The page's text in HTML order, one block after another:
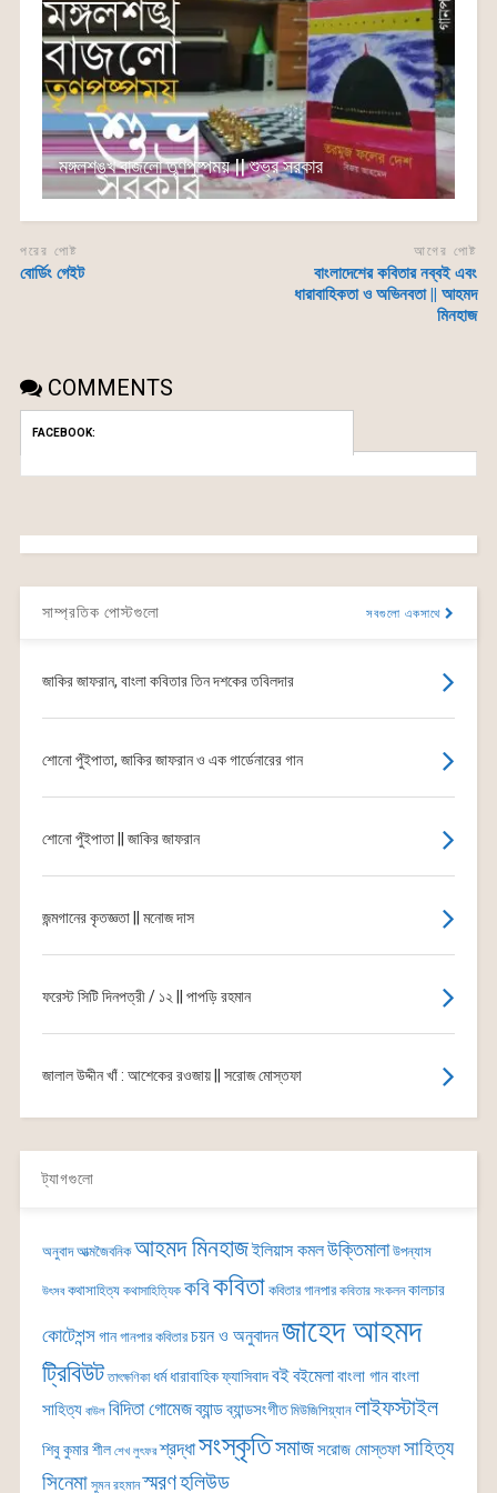
মঙ্গলশঙ্খ বাজলো তৃণপুষ্পময় || শুভ্র সরকার
পরের পোষ্ট
বোর্ডিং গেইট
আগের পোষ্ট
বাংলাদেশের কবিতার নব্বই এবং
ধারাবাহিকতা ও অভিনবতা || আহমদ
মিনহাজ
COMMENTS
FACEBOOK:
সাম্প্রতিক পোস্টগুলো সবগুলো একসাথে
জাকির জাফরান, বাংলা কবিতার তিন দশকের তবিলদার
শোনো পুঁইপাতা, জাকির জাফরান ও এক গার্ডেনারের গান
শোনো পুঁইপাতা || জাকির জাফরান
জন্মগানের কৃতজ্ঞতা || মনোজ দাস
ফরেস্ট সিটি দিনপত্রী / ১২ || পাপড়ি রহমান
জালাল উদ্দীন খাঁ : আশেকের রওজায় || সরোজ মোস্তফা
ট্যাগগুলো
অনুবাদ আত্মজৈবনিক আহমদ মিনহাজইলিয়াস কমলউক্তিমালা উপন্যাস
উৎসব কথাসাহিত্য কথাসাহিত্যিক কবিকবিতা কবিতার গানপার কবিতার সংকলন কালচার
কোটেশন্সগান গানপার কবিতার চয়ন ও অনুবাদনজাহেদ আহমদ
ট্রিবিউট তাৎক্ষণিকা ধর্ম ধারাবাহিকফ্যাসিবাদবইবইমেলাবাংলা গানবাংলা
সাহিত্য বাউল বিদিতা গোমেজব্যান্ডব্যান্ডসংগীত মিউজিশিয়্যান লাইফস্টাইল
শিবু কুমার শীল শেখ লুৎফর শ্রদ্ধাসংস্কৃতিসমাজসরোজ মোস্তফাসাহিত্য
সিনেমা সুমন রহমান স্মরণহলিউড